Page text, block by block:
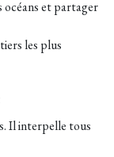
océans et partager
les plus
Il interpelle tous